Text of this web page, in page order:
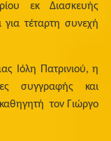
εκ Διασκευής
για τέταρτη συνεχή
Ιόλη Πατρινιού, η
συγγραφής και
τον Γιώργο